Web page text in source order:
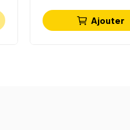
Ajouter